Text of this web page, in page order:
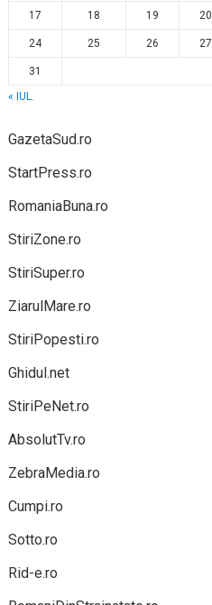
17 18 19 20
24 25 26 27
31
« IUL.
GazetaSud.ro
StartPress.ro
RomaniaBuna.ro
StiriZone.ro
StiriSuper.ro
ZiarulMare.ro
StiriPopesti.ro
Ghidul.net
StiriPeNet.ro
AbsolutTv.ro
ZebraMedia.ro
Cumpi.ro
Sotto.ro
Rid-e.ro